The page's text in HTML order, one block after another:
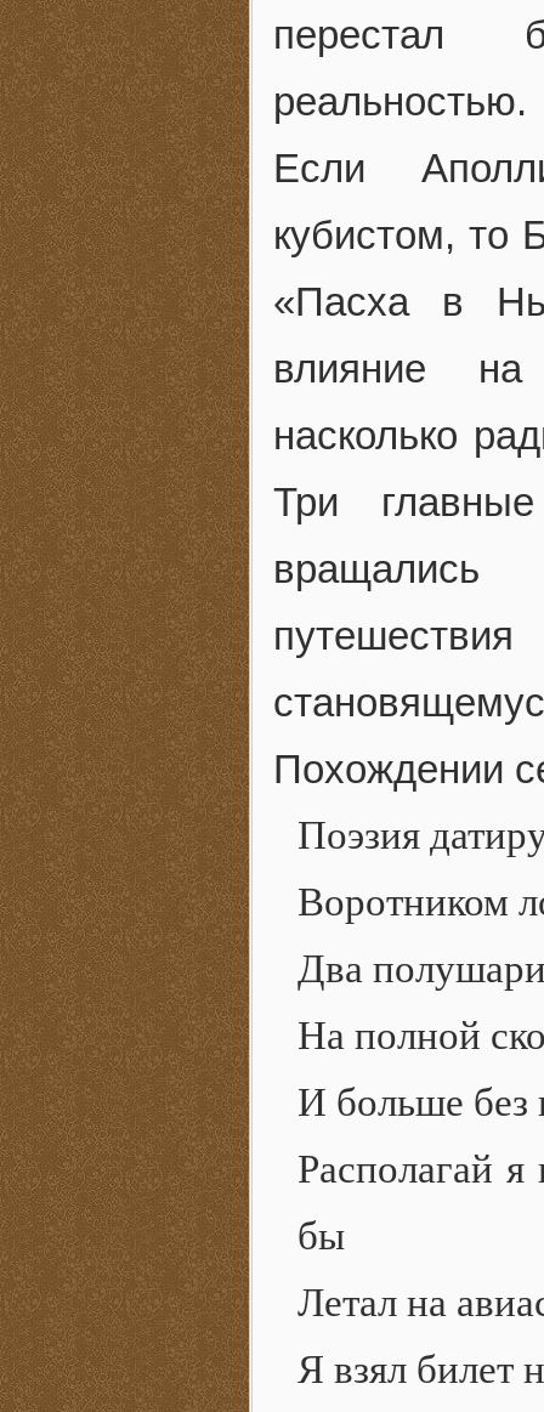
перестал
реальностью.
Если
кубистом, то
«Пасха в
влияние на
насколько
Три
вращались
Похождении
Поэзия
Воротником
Два
На полной
И больше без
Располагай
бы
Летал на
Я взял билет